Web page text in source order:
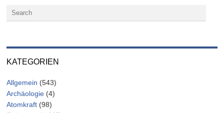
KATEGORIEN
Allgemein (543)
Archäologie (4)
Atomkraft (98)